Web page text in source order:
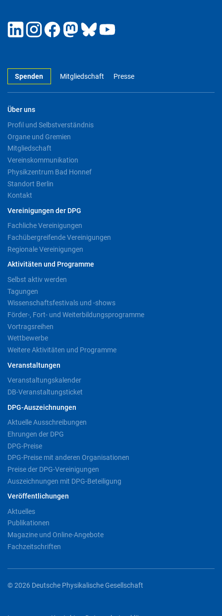
Spenden Mitgliedschaft Presse
Über uns
Profil und Selbstverständnis
Organe und Gremien
Mitgliedschaft
Vereinskommunikation
Physikzentrum Bad Honnef
Standort Berlin
Kontakt
Vereinigungen der DPG
Fachliche Vereinigungen
Fachübergreifende Vereinigungen
Regionale Vereinigungen
Aktivitäten und Programme
Selbst aktiv werden
Tagungen
Wissenschaftsfestivals und -shows
Förder-, Fort- und Weiterbildungsprogramme
Vortragsreihen
Wettbewerbe
Weitere Aktivitäten und Programme
Veranstaltungen
Veranstaltungskalender
DB-Veranstaltungsticket
DPG-Auszeichnungen
Aktuelle Ausschreibungen
Ehrungen der DPG
DPG-Preise
DPG-Preise mit anderen Organisationen
Preise der DPG-Vereinigungen
Auszeichnungen mit DPG-Beteiligung
Veröffentlichungen
Aktuelles
Publikationen
Magazine und Online-Angebote
Fachzeitschriften
© 2026 Deutsche Physikalische Gesellschaft